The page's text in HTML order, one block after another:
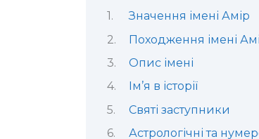
Значення імені Амір
Походження імені
Опис імені
Ім’я в історії
Святі заступники
Астрологічні та